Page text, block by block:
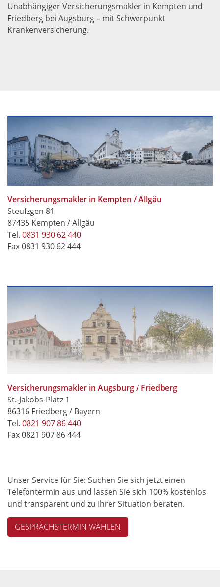
Unabhängiger Versicherungsmakler in Kempten und
Friedberg bei Augsburg – mit Schwerpunkt
Krankenversicherung.
Versicherungsmakler in Kempten / Allgäu
Steufzgen 81
87435 Kempten / Allgäu
Tel. 0831 930 62 440
Fax 0831 930 62 444
Versicherungsmakler in Augsburg / Friedberg
St.-Jakobs-Platz 1
86316 Friedberg / Bayern
Tel. 0821 907 86 440
Fax 0821 907 86 444
Unser Service für Sie: Suchen Sie sich jetzt einen
Telefontermin aus und lassen Sie sich 100% kostenlos
und transparent und zu Ihrer Situation beraten.
GESPRÄCHSTERMIN WÄHLEN